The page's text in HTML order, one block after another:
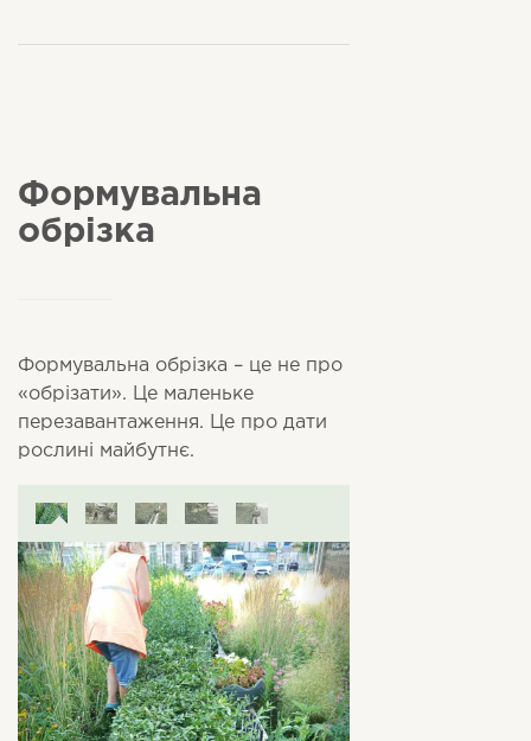
Формувальна
обрізка
Формувальна обрізка – це не про
«обрізати». Це маленьке
перезавантаження. Це про дати
рослині майбутнє.